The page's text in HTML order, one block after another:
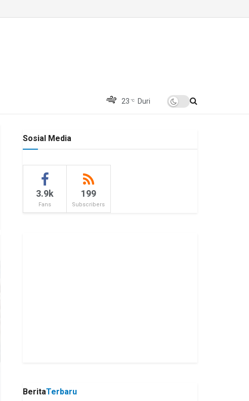
23 °C Duri
Sosial Media
3.9k
Fans
199
Subscribers
BeritaTerbaru